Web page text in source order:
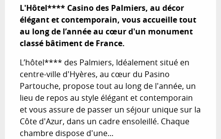
L'Hôtel**** Casino des Palmiers, au décor
élégant et contemporain, vous accueille tout
au long de l’année au cœur d'un monument
classé bâtiment de France.
L’hôtel**** des Palmiers, Idéalement situé en
centre-ville d'Hyères, au cœur du Pasino
Partouche, propose tout au long de l'année, un
lieu de repos au style élégant et contemporain
et vous assure de passer un séjour unique sur la
Côte d'Azur, dans un cadre ensoleillé. Chaque
chambre dispose d'une...